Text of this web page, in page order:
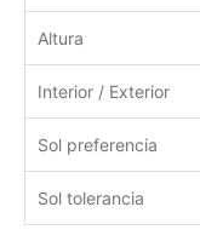
Altura
Interior / Exterior
Sol preferencia
Sol tolerancia